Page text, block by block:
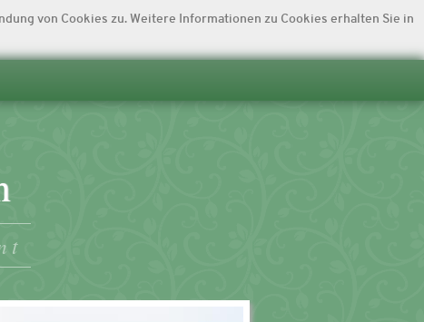
von Cookies zu. Weitere Informationen zu Cookies erhalten Sie in